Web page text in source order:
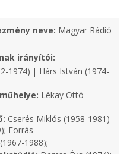
neve: Magyar Rádió
irányítói:
1974) | Hárs István (1974-
Lékay Ottó
Cserés Miklós (1958-1981)
Forrás
1988);